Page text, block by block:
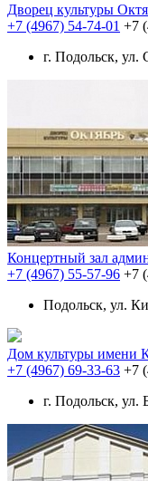
Дворец культуры
+7 (4967) 54-74-01 +7
г. Подольск, ул.
Концертный зал
+7 (4967) 55-57-96 +7
Подольск, ул.
Дом культуры имени
+7 (4967) 69-33-63 +7
г. Подольск, ул.